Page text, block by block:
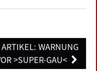
ARTIKEL: WARNUNG
>SUPER-GAU<